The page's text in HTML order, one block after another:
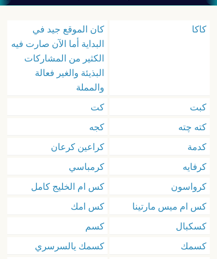
كاكا
كان الموقع جيد في
البداية أما الآن صارت فيه
الكثير من المشاركات
البذيئة والغير فعالة
والمملة
كبت
كت
كته چته
كجه
كدمة
كراعين كرعان
كرفايه
كرمباسي
كرواسون
كس ام الخليج كامل
كس ام ميس مارتينا
كس امك
كسكبال
كسم
كسمك
كسمك يالسرسري